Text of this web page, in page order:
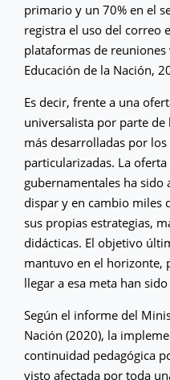
primario y un 70% en el
registra el uso del correo
plataformas de
Educación de la Nación,
Es decir, frente a una
universalista por parte
más desarrolladas por
particularizadas. La
gubernamentales ha
dispar y en cambio miles
sus propias estrategias,
didácticas. El objetivo
mantuvo en el horizonte,
llegar a esa meta han
Según el informe del
Nación (2020), la
continuidad pedagógica
visto afectada por toda